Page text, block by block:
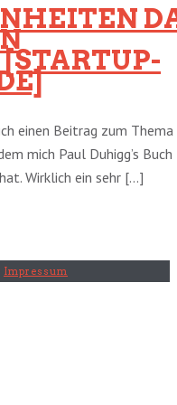
einen Beitrag zum Thema
mich Paul Duhigg’s Buch
Wirklich ein sehr [...]
Impressum